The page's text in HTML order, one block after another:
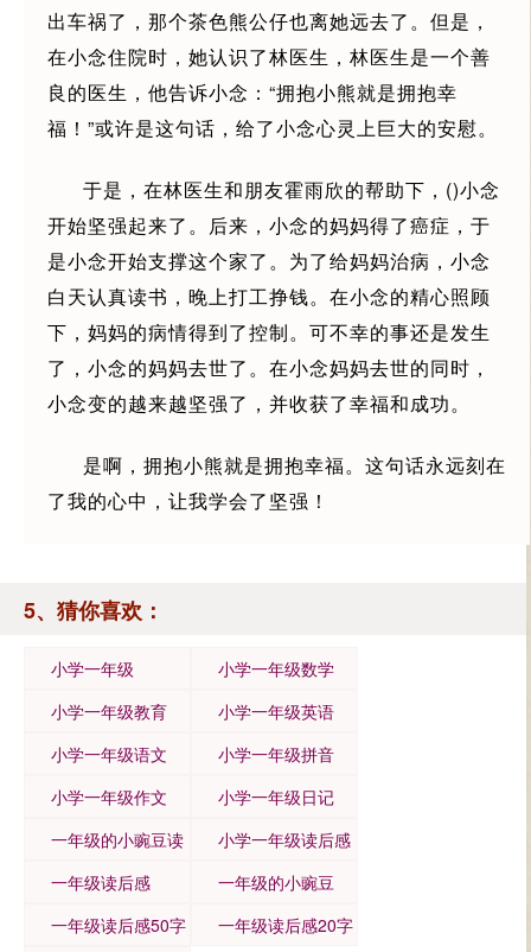
出车祸了，那个茶色熊公仔也离她远去了。但是，
在小念住院时，她认识了林医生，林医生是一个善
良的医生，他告诉小念：“拥抱小熊就是拥抱幸
福！”或许是这句话，给了小念心灵上巨大的安慰。
于是，在林医生和朋友霍雨欣的帮助下，()小念
开始坚强起来了。后来，小念的妈妈得了癌症，于
是小念开始支撑这个家了。为了给妈妈治病，小念
白天认真读书，晚上打工挣钱。在小念的精心照顾
下，妈妈的病情得到了控制。可不幸的事还是发生
了，小念的妈妈去世了。在小念妈妈去世的同时，
小念变的越来越坚强了，并收获了幸福和成功。
是啊，拥抱小熊就是拥抱幸福。这句话永远刻在
了我的心中，让我学会了坚强！
5、猜你喜欢：
小学一年级
小学一年级数学
小学一年级教育
小学一年级英语
小学一年级语文
小学一年级拼音
小学一年级作文
小学一年级日记
一年级的小豌豆读
后感
小学一年级读后感
一年级读后感
一年级的小豌豆
一年级读后感50字
一年级读后感20字